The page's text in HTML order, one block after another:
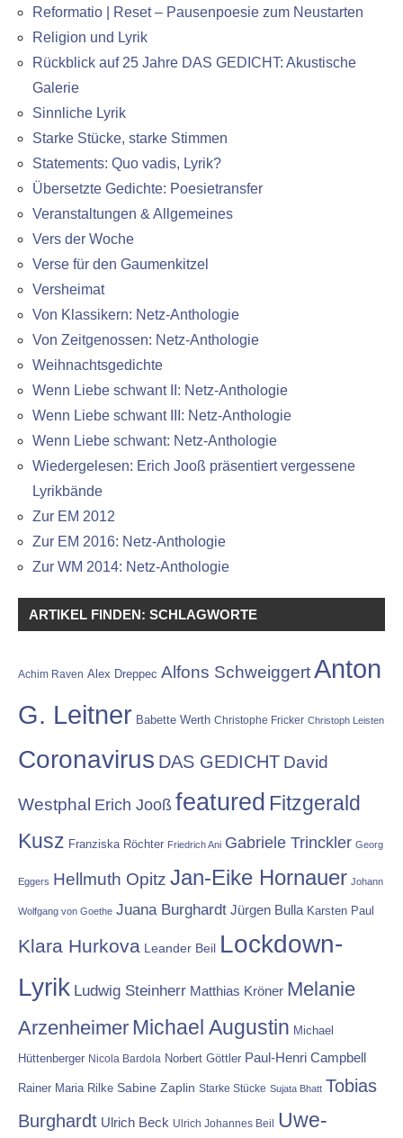
Reformatio | Reset – Pausenpoesie zum Neustarten
Religion und Lyrik
Rückblick auf 25 Jahre DAS GEDICHT: Akustische
Galerie
Sinnliche Lyrik
Starke Stücke, starke Stimmen
Statements: Quo vadis, Lyrik?
Übersetzte Gedichte: Poesietransfer
Veranstaltungen & Allgemeines
Vers der Woche
Verse für den Gaumenkitzel
Versheimat
Von Klassikern: Netz-Anthologie
Von Zeitgenossen: Netz-Anthologie
Weihnachtsgedichte
Wenn Liebe schwant II: Netz-Anthologie
Wenn Liebe schwant III: Netz-Anthologie
Wenn Liebe schwant: Netz-Anthologie
Wiedergelesen: Erich Jooß präsentiert vergessene
Lyrikbände
Zur EM 2012
Zur EM 2016: Netz-Anthologie
Zur WM 2014: Netz-Anthologie
ARTIKEL FINDEN: SCHLAGWORTE
Achim Raven Alex Dreppec Alfons SchweiggertAnton
G. Leitner Babette Werth Christophe Fricker Christoph Leisten
Coronavirus DAS GEDICHT David
Westphal Erich Jooß featured Fitzgerald
Kusz Franziska Röchter Friedrich Ani Gabriele Trinckler Georg
Eggers Hellmuth Opitz Jan-Eike Hornauer Johann
Wolfgang von Goethe Juana Burghardt Jürgen Bulla Karsten Paul
Klara Hurkova Leander Beil Lockdown-
Lyrik Ludwig Steinherr Matthias Kröner Melanie
Arzenheimer Michael Augustin Michael
Hüttenberger Nicola Bardola Norbert Göttler Paul-Henri Campbell
Rainer Maria Rilke Sabine Zaplin Starke Stücke Sujata Bhatt Tobias
Burghardt Ulrich Beck Ulrich Johannes Beil Uwe-